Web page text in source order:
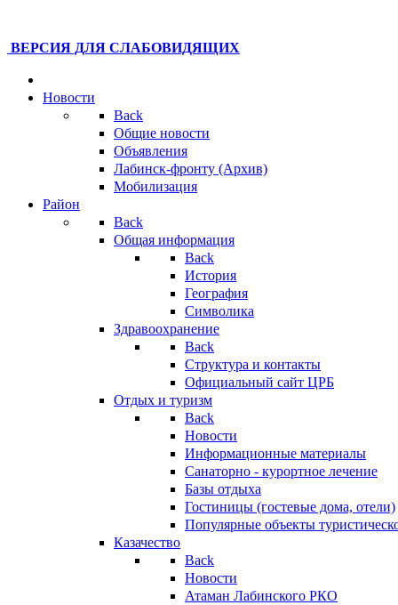
ВЕРСИЯ ДЛЯ СЛАБОВИДЯЩИХ
Новости
Back
Общие новости
Объявления
Лабинск-фронту (Архив)
Мобилизация
Район
Back
Общая информация
Back
История
География
Символика
Здравоохранение
Back
Структура и контакты
Официальный сайт ЦРБ
Отдых и туризм
Back
Новости
Информационные материалы
Санаторно - курортное лечение
Базы отдыха
Гостиницы (гостевые дома, отели)
Популярные объекты
Казачество
Back
Новости
Атаман Лабинского РКО